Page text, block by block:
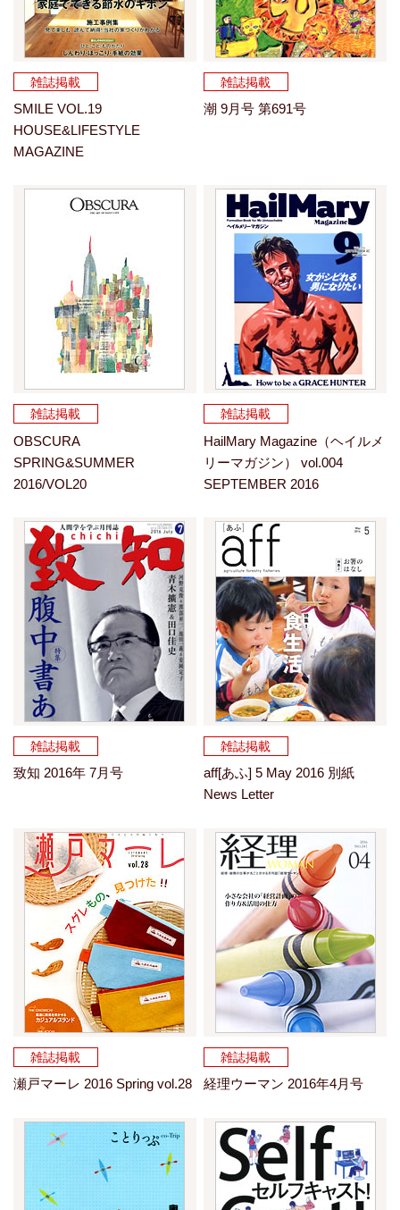
雑誌掲載
SMILE VOL.19
HOUSE&LIFESTYLE
MAGAZINE
雑誌掲載
潮 9月号 第691号
雑誌掲載
OBSCURA
SPRING&SUMMER
2016/VOL20
雑誌掲載
HailMary Magazine（ヘイルメ
リーマガジン） vol.004
SEPTEMBER 2016
雑誌掲載
致知 2016年 7月号
雑誌掲載
aff[あふ] 5 May 2016 別紙
News Letter
雑誌掲載
瀬戸マーレ 2016 Spring vol.28
雑誌掲載
経理ウーマン 2016年4月号